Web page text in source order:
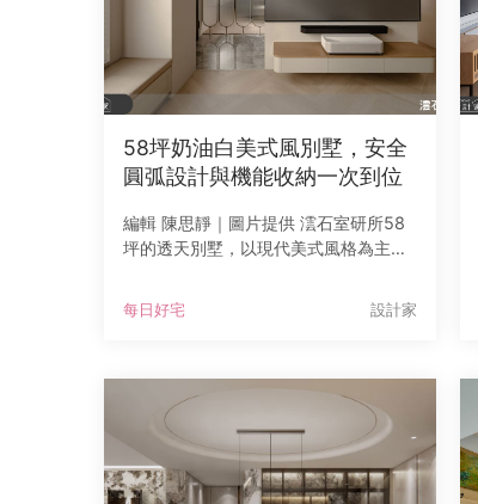
58坪奶油白美式風別墅，安全
圓弧設計與機能收納一次到位
編輯 陳思靜｜圖片提供 澐石室研所58
坪的透天別墅，以現代美式風格為主
互動的期待。設計以奶油白色調鋪陳空
間基底，搭配俐落的線條與比例精準的
每日好宅 設計家